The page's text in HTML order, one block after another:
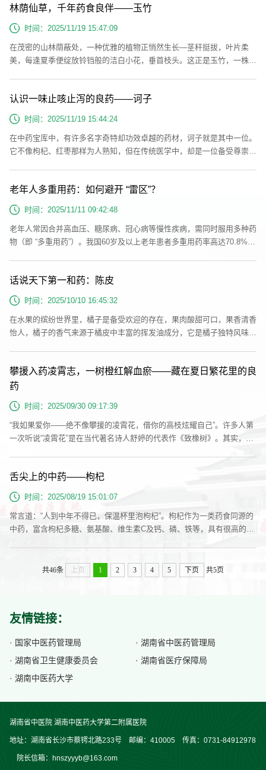
敌时，乌贼会释放出墨汁以躲避掠食者，这种特性也使得它们得到了“墨
鱼”的名称。因此，海螵蛸又叫乌贼骨、墨鱼骨。海螵蛸为乌贼科动物无
针乌贼或金...
林荫仙草，千年药食良伴——玉竹
时间：2025/11/19 15:47:09
在茂密的山林荫蔽处，一种优雅的植物正悄然生长—茎秆挺拔，叶片柔
美，每逢夏季便绽放铃铛般的洁白小花，垂首枝头。这正是玉竹，一株承
物，广泛分布于东亚地区。在我国东北、华北、华东和华南等地均可见其
野生踪迹。它偏爱凉爽湿润、土层深厚的林下或灌木丛环境，堪称“林荫
隐士”。玉竹最...
认识一味止咳止泻的良药——诃子
时间：2025/11/19 15:44:24
在中药宝库中，有许多名字奇特却功效卓越的药材，诃子就是其中一位。
它不像枸杞、红枣那样为人熟知，但在传统医学中，却是一位备受尊崇的
实。它是一种纯正的中药材，并非日常水果。成熟诃子果实呈黄棕色或暗
棕色，表面有5-6条纵棱，质地坚硬，看起来有些皱皱的。值得一提的
是，诃子的未成...
老年人多重用药：如何避开 “雷区”？
时间：2025/11/11 09:42:48
老年人常因合并高血压、糖尿病、冠心病等慢性疾病，需同时服用多种药
物（即 “多重用药”）。我国60岁及以上老年患者多重用药率高达70.8%，
上。如何科学管理用药、规避风险？这份指南带您精准避风险、守安全。
什么是多重用药？多重用药：同一名患者同时应用多种药物或过多数量的
药物。通常将使...
话说天下第一和药：陈皮
时间：2025/10/10 16:45:32
在水果的缤纷世界里，橘子是备受欢迎的存在，果肉酸甜可口，果香清香
怡人，橘子的香气来源于橘皮中丰富的挥发油成分，它是橘子独特风味的
应用于多种疾病的治疗，还凭借其独特的养生功效，成为人们日常保健佳
品。陈皮入茶和百茶，入方和百药，入膳和百味，被誉为“天下第一和
攀援入药凌霄志，一树橙红解血瘀——藏在夏日繁花里的良
药
时间：2025/09/30 09:17:39
“我如果爱你——绝不像攀援的凌霄花，借你的高枝炫耀自己”。许多人第
一次听说“凌霄花”是在当代著名诗人舒婷的代表作《致橡树》。其实，让
记载，被认为是关于凌霄花最早的文学描述。有趣的是，古人对凌霄花的
评价呈现出两极分化。一方面因其攀附生长的特性，被白居易讽为“托根
附树身”...
舌尖上的中药——枸杞
时间：2025/08/19 15:01:07
常言道：“人到中年不得已，保温杯里泡枸杞”。枸杞作为一类药食同源的
中药，富含枸杞多糖、氨基酸、维生素C及钙、磷、铁等，具有很高的营
肾，益精明目。用于虚劳精亏，腰膝酸痛，眩晕耳鸣，阳痿遗精，内热消
共46条 上页 1 2 3 4 5 下页 共5页
友情链接：
· 国家中医药管理局
· 湖南省中医药管理局
· 湖南省卫生健康委员会
· 湖南省医疗保障局
· 湖南中医药大学
湖南省中医院 湖南中医药大学第二附属医院
地址：湖南省长沙市蔡锷北路233号 邮编：410005 传真：0731-84912978
院长信箱：hnszyyyb@163.com